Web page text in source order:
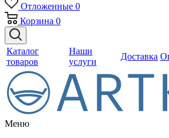
Отложенные 0
Корзина 0
Каталог
товаров
Наши
услуги
Доставка
Меню